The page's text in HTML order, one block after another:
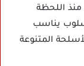
اللحظة
يناسب
المتنوعة